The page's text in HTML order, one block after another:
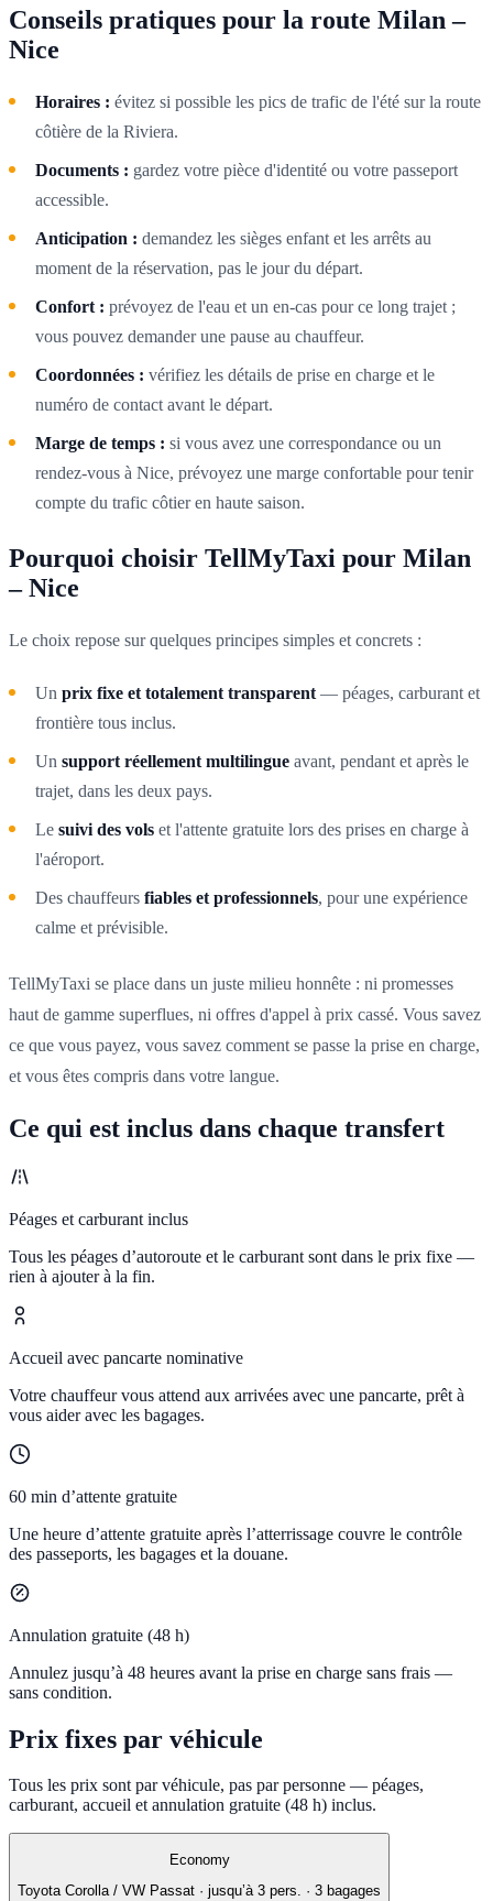
Conseils pratiques pour la route Milan –
Nice
Horaires : évitez si possible les pics de trafic de l'été sur la route
côtière de la Riviera.
Documents : gardez votre pièce d'identité ou votre passeport
accessible.
Anticipation : demandez les sièges enfant et les arrêts au
moment de la réservation, pas le jour du départ.
Confort : prévoyez de l'eau et un en-cas pour ce long trajet ;
vous pouvez demander une pause au chauffeur.
Coordonnées : vérifiez les détails de prise en charge et le
numéro de contact avant le départ.
Marge de temps : si vous avez une correspondance ou un
rendez-vous à Nice, prévoyez une marge confortable pour tenir
compte du trafic côtier en haute saison.
Pourquoi choisir TellMyTaxi pour Milan
– Nice
Le choix repose sur quelques principes simples et concrets :
Un prix fixe et totalement transparent — péages, carburant et
frontière tous inclus.
Un support réellement multilingue avant, pendant et après le
trajet, dans les deux pays.
Le suivi des vols et l'attente gratuite lors des prises en charge à
l'aéroport.
Des chauffeurs fiables et professionnels, pour une expérience
calme et prévisible.
TellMyTaxi se place dans un juste milieu honnête : ni promesses
haut de gamme superflues, ni offres d'appel à prix cassé. Vous savez
ce que vous payez, vous savez comment se passe la prise en charge,
et vous êtes compris dans votre langue.
Ce qui est inclus dans chaque transfert
Péages et carburant inclus
Tous les péages d’autoroute et le carburant sont dans le prix fixe —
rien à ajouter à la fin.
Accueil avec pancarte nominative
Votre chauffeur vous attend aux arrivées avec une pancarte, prêt à
vous aider avec les bagages.
60 min d’attente gratuite
Une heure d’attente gratuite après l’atterrissage couvre le contrôle
des passeports, les bagages et la douane.
Annulation gratuite (48 h)
Annulez jusqu’à 48 heures avant la prise en charge sans frais —
sans condition.
Prix fixes par véhicule
Tous les prix sont par véhicule, pas par personne — péages,
carburant, accueil et annulation gratuite (48 h) inclus.
Economy
Toyota Corolla / VW Passat · jusqu’à 3 pers. · 3 bagages